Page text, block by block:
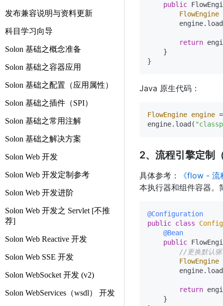
发布兼容说明与资料更新
科目学习向导
Solon 基础之概念准备
Solon 基础之容器应用
Solon 基础之配置（应用属性）
Solon 基础之插件（SPI）
Solon 基础之常用注解
Solon 基础之解决方案
Solon Web 开发
Solon Web 开发定制参考
Solon Web 开发进阶
Solon Web 开发之 Servlet [不推
荐]
Solon Web Reactive 开发
Solon Web SSE 开发
Solon WebSocket 开发 (v2)
Solon WebServices（wsdl） 开发
public
FlowEngine
return
    }
Java 原生代码：
FlowEngine engine =
engine.load(
2、流程引擎定制
具体参考：
《flow -
本执行器和组件容器。
@Configuration
public class
@Bean
public
//更换默认驱
FlowEngine
return
    }